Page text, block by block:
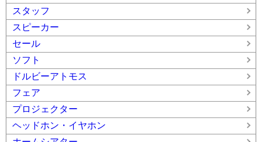
スタッフ
スピーカー
セール
ソフト
ドルビーアトモス
フェア
プロジェクター
ヘッドホン・イヤホン